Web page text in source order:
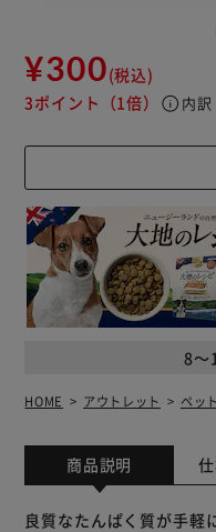
¥300(税込)
3ポイント （1倍） info 内訳
8～
HOME アウトレット ペッ
商品説明
良質なたんぱく質が手軽